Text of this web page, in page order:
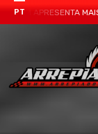
PTAPRESENTA MAIS